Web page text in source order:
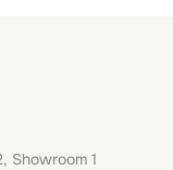
телосложения;
Showroom 1